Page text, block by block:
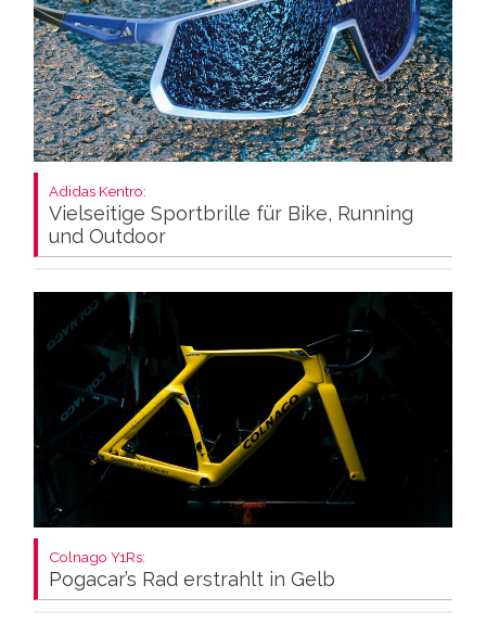
Adidas Kentro:
Vielseitige Sportbrille für Bike, Running
und Outdoor
Colnago Y1Rs:
Pogacar’s Rad erstrahlt in Gelb